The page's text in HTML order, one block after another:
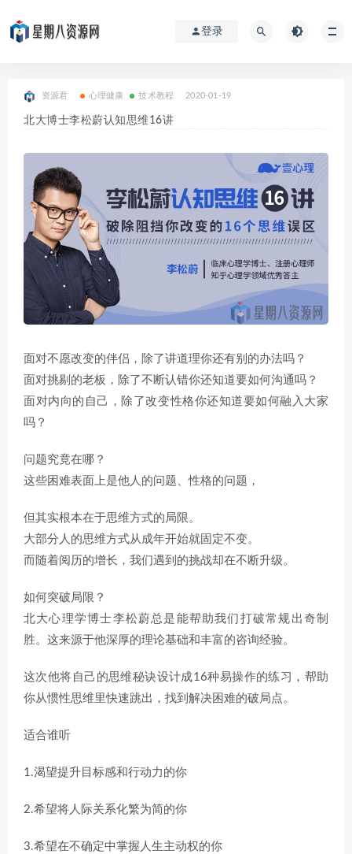
登录
资源君 心理健康 技术教程 2020-01-19
北大博士李松蔚认知思维16讲
面对不愿改变的伴侣，除了讲道理你还有别的办法吗？
面对挑剔的老板，除了不断认错你还知道要如何沟通吗？
面对内向的自己，除了改变性格你还知道要如何融入大家
吗？
问题究竟在哪？
这些困难表面上是他人的问题、性格的问题，
但其实根本在于思维方式的局限。
大部分人的思维方式从成年开始就固定不变。
而随着阅历的增长，我们遇到的挑战却在不断升级。
如何突破局限？
北大心理学博士李松蔚总是能帮助我们打破常规出奇制
胜。这来源于他深厚的理论基础和丰富的咨询经验。
这次他将自己的思维秘诀设计成16种易操作的练习，帮助
你从惯性思维里快速跳出，找到解决困难的破局点。
适合谁听
1.渴望提升目标感和行动力的你
2.希望将人际关系化繁为简的你
3.希望在不确定中掌握人生主动权的你